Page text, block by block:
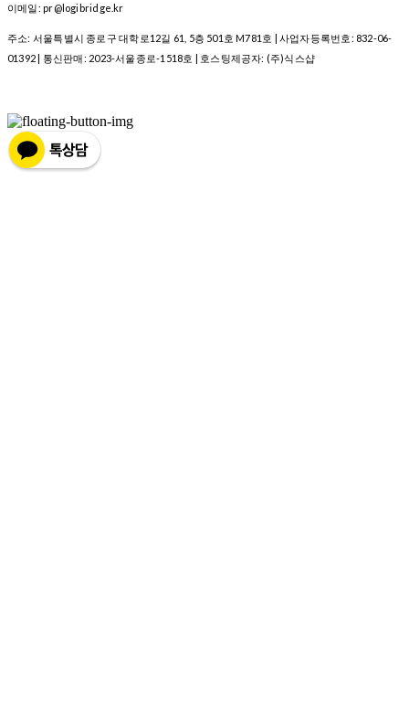
이메일: pr@logibridge.kr
주소: 서울특별시 종로구 대학로12길 61, 5층 501호 M781호 | 사업자등록번호: 832-06-
01392 | 통신판매: 2023-서울종로-1518호 | 호스팅제공자: (주)식스샵